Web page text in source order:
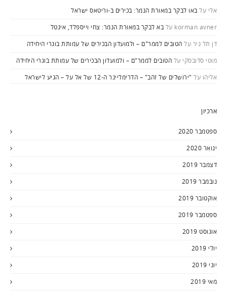
אלי עלבאו לבקר במאורת הנמר: בכירים ב-וריטאס ישראל
korman avner עלבא לבקר במאורת הנמר: צחי וייספלד, אינטל
דן תל ניר על הטובים לממר"ם – ולמועדון הבכירים של עמותת בוגרי היחידה
מוטי סדובסקי על הטובים לממר"ם – ולמועדון הבכירים של עמותת בוגרי היחידה
אליהו על "ירושלים של זהב" – הדרימליינר ה-12 של אל על – הגיע לישראל
ארכיון
ספטמבר 2020
ינואר 2020
דצמבר 2019
נובמבר 2019
אוקטובר 2019
ספטמבר 2019
אוגוסט 2019
יולי 2019
יוני 2019
מאי 2019